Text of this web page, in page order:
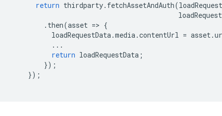
return thirdparty. fetchAssetAndAuth(
. then(asset => {
loadRequestData.media.contentUrl = asset.
...
return loadRequestData ;
});
});